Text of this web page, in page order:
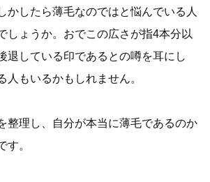
かしたら薄毛なのではと悩んでいる人
しょうか。おでこの広さが指4本分以
退している印であるとの噂を耳にし
人もいるかもしれません。
整理し、自分が本当に薄毛であるのか
す。